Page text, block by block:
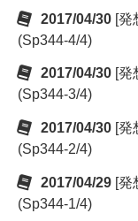
2017/04/30 [発
(Sp344-4/4)
2017/04/30 [発
(Sp344-3/4)
2017/04/30 [発
(Sp344-2/4)
2017/04/29 [発
(Sp344-1/4)